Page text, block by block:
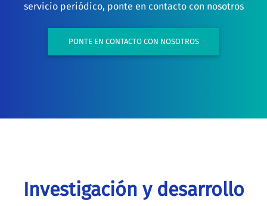
servicio periódico, ponte en contacto con nosotros
PONTE EN CONTACTO CON NOSOTROS
Investigación y desarrollo